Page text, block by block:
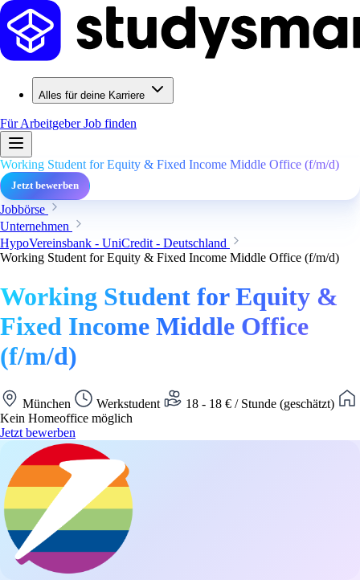
Alles für deine Karriere
Für ArbeitgeberJob finden
Working Student for Equity & Fixed Income Middle Office (f/m/d)
Jetzt bewerben
Jobbörse
Unternehmen
HypoVereinsbank - UniCredit - Deutschland
Working Student for Equity & Fixed Income Middle Office (f/m/d)
Working Student for Equity &
Fixed Income Middle Office
(f/m/d)
München Werkstudent
18 - 18 € / Stunde (geschätzt)
Kein Homeoffice möglich
Jetzt bewerben